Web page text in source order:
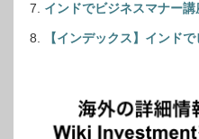
インドでビジネスマナー
【インデックス】インド